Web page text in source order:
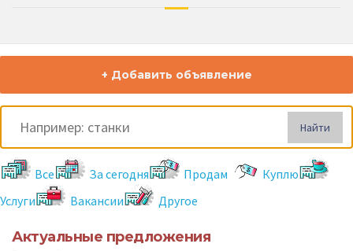
+ Добавить объявление
Найти
Все За сегодня Продам
Куплю
Услуги
Вакансии Другое
Актуальные предложения